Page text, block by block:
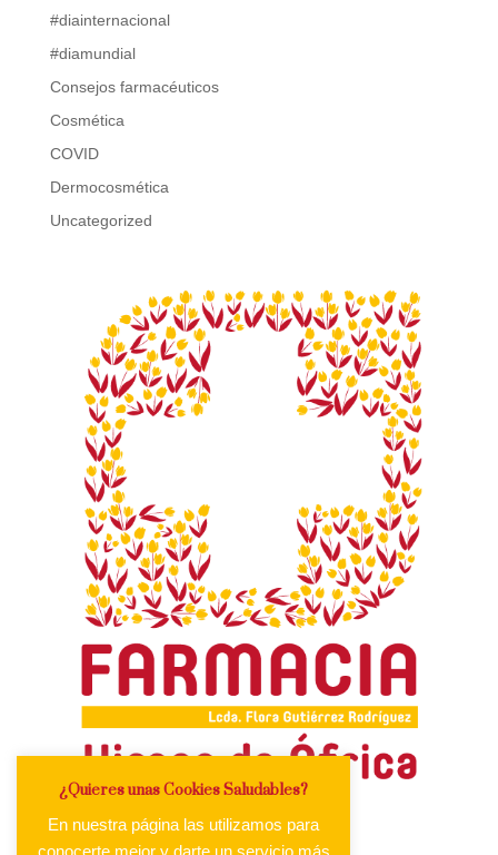
#diainternacional
#diamundial
Consejos farmacéuticos
Cosmética
COVID
Dermocosmética
Uncategorized
¿Quieres unas Cookies Saludables?
En nuestra página las utilizamos para